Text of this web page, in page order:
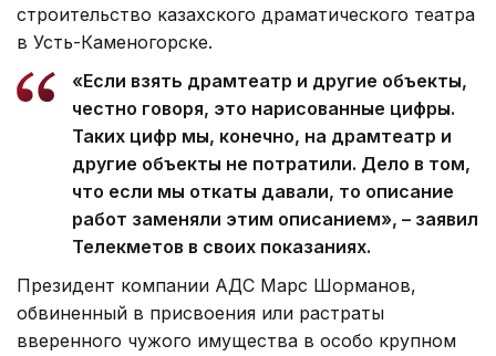
строительство казахского драматического театра
в Усть-Каменогорске.
«Если взять драмтеатр и другие объекты,
честно говоря, это нарисованные цифры.
Таких цифр мы, конечно, на драмтеатр и
другие объекты не потратили. Дело в том,
что если мы откаты давали, то описание
работ заменяли этим описанием», – заявил
Телекметов в своих показаниях.
Президент компании АДС Марс Шорманов,
обвиненный в присвоения или растраты
вверенного чужого имущества в особо крупном